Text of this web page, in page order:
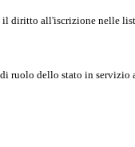
il diritto all'iscrizione nelle
ruolo dello stato in servizio